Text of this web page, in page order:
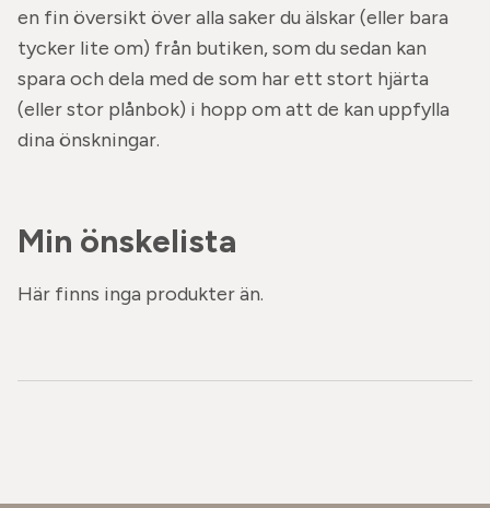
en fin översikt över alla saker du älskar (eller bara
tycker lite om) från butiken, som du sedan kan
spara och dela med de som har ett stort hjärta
(eller stor plånbok) i hopp om att de kan uppfylla
dina önskningar.
Min önskelista
Här finns inga produkter än.